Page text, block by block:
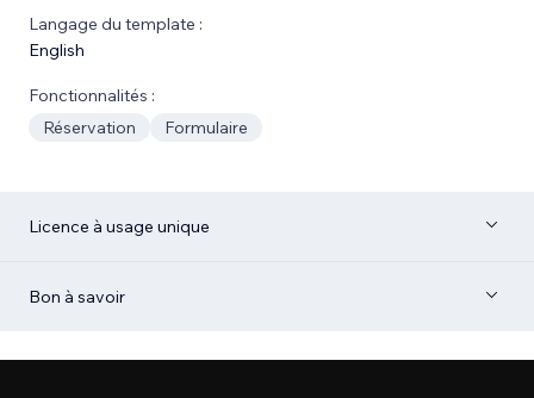
Langage du template :
English
Fonctionnalités :
Réservation
Formulaire
Licence à usage unique
Bon à savoir